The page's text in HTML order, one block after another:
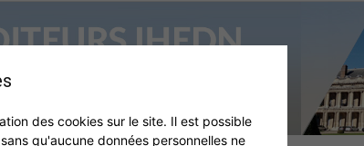
des cookies sur le site. Il est possible
qu'aucune données personnelles ne